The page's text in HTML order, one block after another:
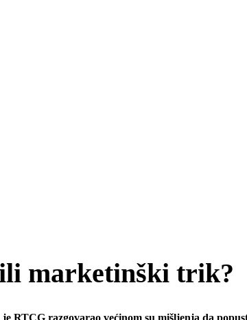
ili marketinški trik?